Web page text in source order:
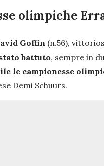
olimpiche
Goffin (n.56),
battuto, sempre in
le campionesse
Demi Schuurs.